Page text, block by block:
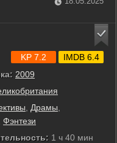
2009
Драмы
Фэнтези
1 ч 40 мин
KP 7.2 IMDB 6.4